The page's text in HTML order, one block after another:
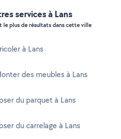
services à Lans
le plus de résultats dans cette ville
à Lans
des meubles à Lans
du parquet à Lans
du carrelage à Lans